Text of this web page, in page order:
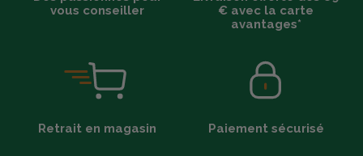
vous conseiller
€ avec la carte
avantages*
Retrait en magasin Paiement sécurisé